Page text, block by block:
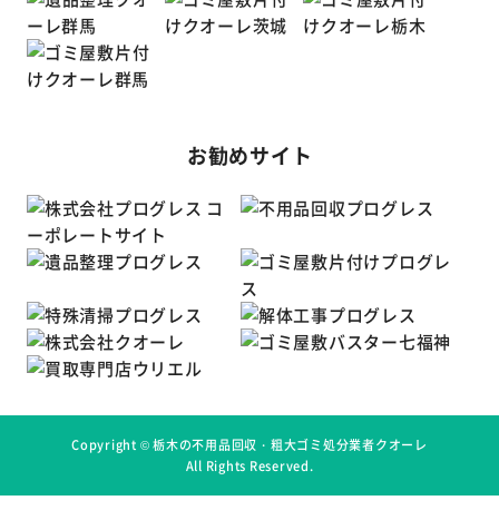
お勧めサイト
Copyright ©栃木の不用品回収・粗大ゴミ処分業者クオーレ
All Rights Reserved.